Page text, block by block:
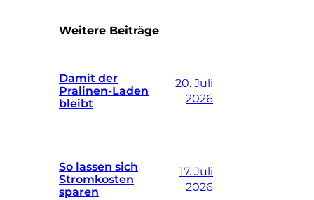
Weitere Beiträge
Damit der
Pralinen-Laden
bleibt
20. Juli
2026
So lassen sich
Stromkosten
sparen
17. Juli
2026